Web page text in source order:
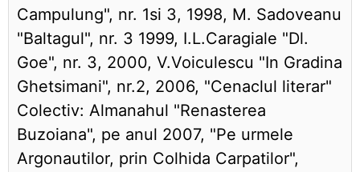
Campulung", nr. 1si 3, 1998, M. Sadoveanu
"Baltagul", nr. 3 1999, I.L.Caragiale "Dl.
Goe", nr. 3, 2000, V.Voiculescu "In Gradina
Ghetsimani", nr.2, 2006, "Cenaclul literar"
Colectiv: Almanahul "Renasterea
Buzoiana", pe anul 2007, "Pe urmele
Argonautilor, prin Colhida Carpatilor",